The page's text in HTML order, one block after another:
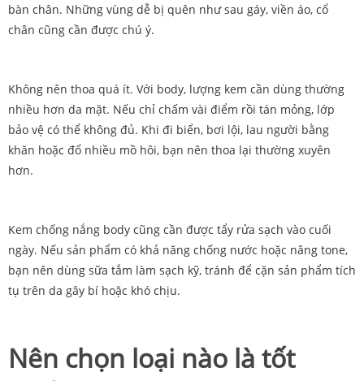
bàn chân. Những vùng dễ bị quên như sau gáy, viền áo, cổ
chân cũng cần được chú ý.
Không nên thoa quá ít. Với body, lượng kem cần dùng thường
nhiều hơn da mặt. Nếu chỉ chấm vài điểm rồi tán mỏng, lớp
bảo vệ có thể không đủ. Khi đi biển, bơi lội, lau người bằng
khăn hoặc đổ nhiều mồ hôi, bạn nên thoa lại thường xuyên
hơn.
Kem chống nắng body cũng cần được tẩy rửa sạch vào cuối
ngày. Nếu sản phẩm có khả năng chống nước hoặc nâng tone,
bạn nên dùng sữa tắm làm sạch kỹ, tránh để cặn sản phẩm tích
tụ trên da gây bí hoặc khó chịu.
Nên chọn loại nào là tốt